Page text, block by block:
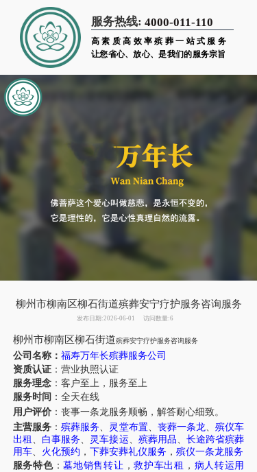
服务热线: 4000-011-110
高素质高效率殡葬一站式服务
让您省心、放心、是我们的服务宗旨
柳州市柳南区柳石街道殡葬安宁疗护服务咨询服务
发布日期:2026-06-01 访问数量:6
柳州市柳南区柳石街道殡葬安宁疗护服务咨询服务
公司名称： 福寿万年长殡葬服务公司
资质认证：营业执照认证
服务理念：客户至上，服务至上
服务时间 ：全天在线
用户评价：丧事一条龙服务顺畅，解答耐心细致。
主营服务 ：殡葬服务、 灵堂布置、 丧葬一条龙、殡仪车
出租 、 白事服务、 灵车接运、 殡葬用品、 长途跨省殡葬
用车、 火化预约 ， 下葬安葬礼仪服务 ， 殡仪一条龙服务
服务特色：墓地销售转让 ，救护车出租 ， 病人转运用